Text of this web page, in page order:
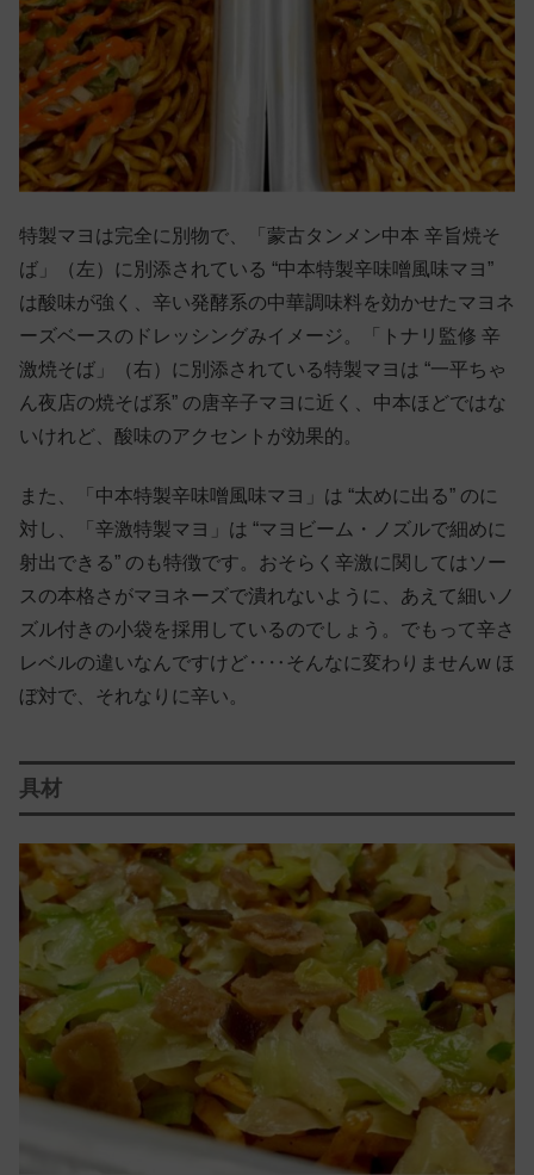
特製マヨは完全に別物で、「蒙古タンメン中本 辛旨焼そ
ば」（左）に別添されている “中本特製辛味噌風味マヨ”
は酸味が強く、辛い発酵系の中華調味料を効かせたマヨネ
ーズベースのドレッシングみイメージ。「トナリ監修 辛
激焼そば」（右）に別添されている特製マヨは “一平ちゃ
ん夜店の焼そば系” の唐辛子マヨに近く、中本ほどではな
いけれど、酸味のアクセントが効果的。
また、「中本特製辛味噌風味マヨ」は “太めに出る” のに
対し、「辛激特製マヨ」は “マヨビーム・ノズルで細めに
射出できる” のも特徴です。おそらく辛激に関してはソー
スの本格さがマヨネーズで潰れないように、あえて細いノ
ズル付きの小袋を採用しているのでしょう。でもって辛さ
レベルの違いなんですけど‥‥そんなに変わりませんw ほ
ぼ対で、それなりに辛い。
具材